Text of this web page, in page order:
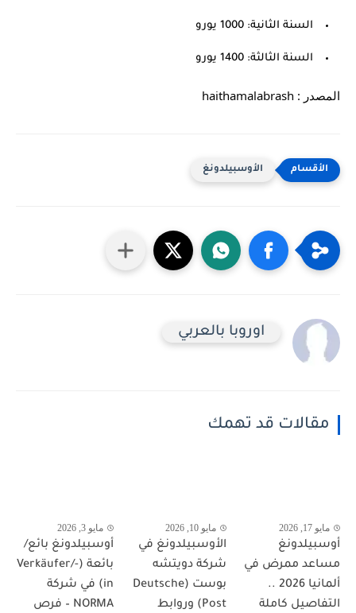
السنة الثانية: 1000 يورو
السنة الثالثة: 1400 يورو
المصدر : haithamalabrash
الأوسبيلدونغ
اوروبا بالعربي
مقالات قد تهمك
مايو 17, 2026
أوسبيلدونغ
مساعد ممرض في
ألمانيا 2026 ..
التفاصيل كاملة
مايو 10, 2026
الأوسبيلدونغ في
شركة دويتشه
بوست (Deutsche
Post) وروابط
مايو 3, 2026
أوسبيلدونغ بائع/
بائعة (Verkäufer/-
in) في شركة
NORMA – فرص